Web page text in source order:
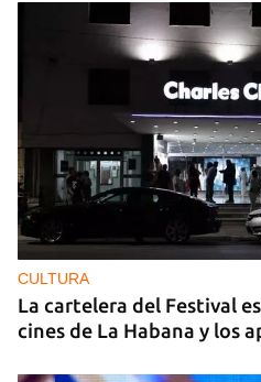
CULTURA
La cartelera del Festival
cines de La Habana y los